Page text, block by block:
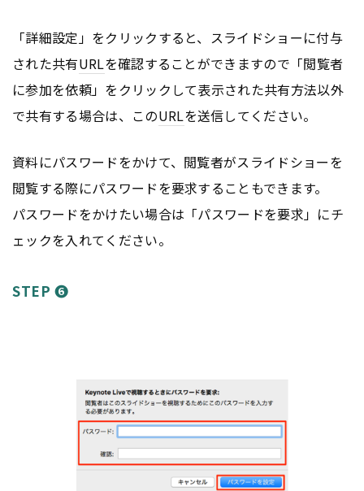
「詳細設定」をクリックすると、スライドショーに付与
された共有URLを確認することができますので「閲覧者
に参加を依頼」をクリックして表示された共有方法以外
で共有する場合は、このURLを送信してください。
資料にパスワードをかけて、閲覧者がスライドショーを
閲覧する際にパスワードを要求することもできます。
パスワードをかけたい場合は「パスワードを要求」にチ
ェックを入れてください。
STEP ❻